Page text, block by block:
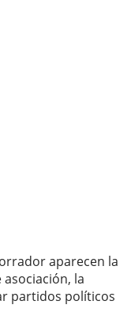
aparecen la
la
partidos políticos